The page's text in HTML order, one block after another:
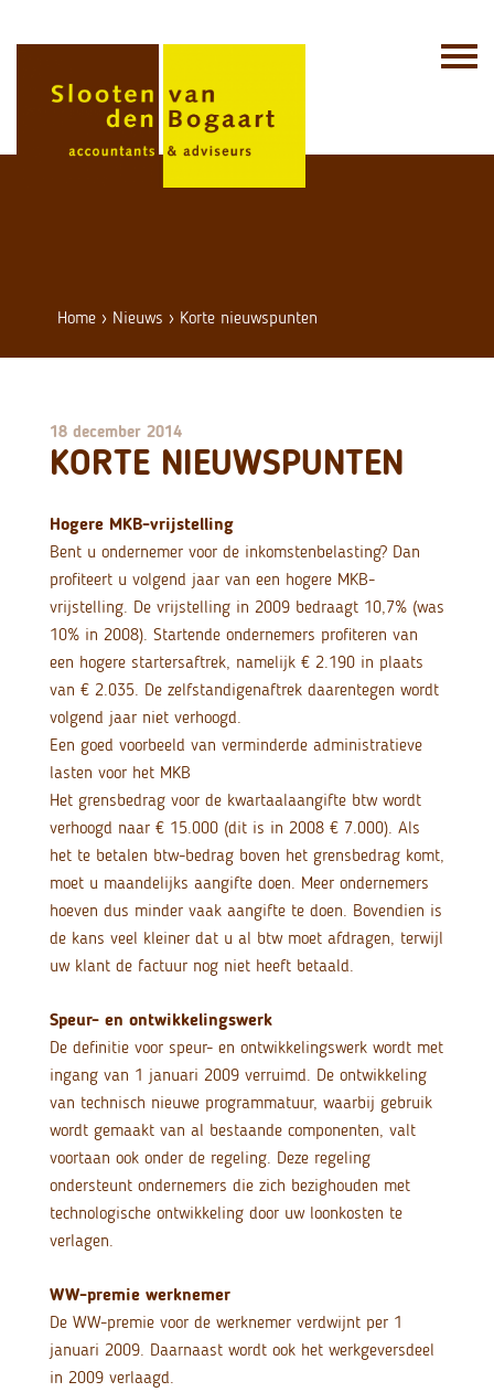
Home › Nieuws › Korte nieuwspunten
18 december 2014
KORTE NIEUWSPUNTEN
Hogere MKB-vrijstelling
Bent u ondernemer voor de inkomstenbelasting? Dan
profiteert u volgend jaar van een hogere MKB-
vrijstelling. De vrijstelling in 2009 bedraagt 10,7% (was
10% in 2008). Startende ondernemers profiteren van
een hogere startersaftrek, namelijk € 2.190 in plaats
van € 2.035. De zelfstandigenaftrek daarentegen wordt
volgend jaar niet verhoogd.
Een goed voorbeeld van verminderde administratieve
lasten voor het MKB
Het grensbedrag voor de kwartaalaangifte btw wordt
verhoogd naar € 15.000 (dit is in 2008 € 7.000). Als
het te betalen btw-bedrag boven het grensbedrag komt,
moet u maandelijks aangifte doen. Meer ondernemers
hoeven dus minder vaak aangifte te doen. Bovendien is
de kans veel kleiner dat u al btw moet afdragen, terwijl
uw klant de factuur nog niet heeft betaald.
Speur- en ontwikkelingswerk
De definitie voor speur- en ontwikkelingswerk wordt met
ingang van 1 januari 2009 verruimd. De ontwikkeling
van technisch nieuwe programmatuur, waarbij gebruik
wordt gemaakt van al bestaande componenten, valt
voortaan ook onder de regeling. Deze regeling
ondersteunt ondernemers die zich bezighouden met
technologische ontwikkeling door uw loonkosten te
verlagen.
WW-premie werknemer
De WW-premie voor de werknemer verdwijnt per 1
januari 2009. Daarnaast wordt ook het werkgeversdeel
in 2009 verlaagd.